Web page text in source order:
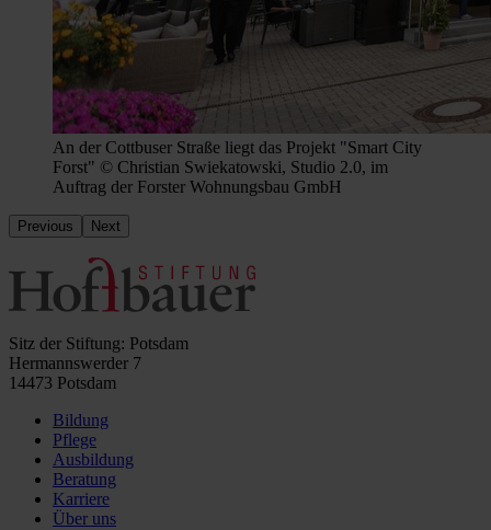
An der Cottbuser Straße liegt das Projekt "Smart City
Forst" © Christian Swiekatowski, Studio 2.0, im
Auftrag der Forster Wohnungsbau GmbH
Previous Next
Sitz der Stiftung: Potsdam
Hermannswerder 7
14473 Potsdam
Bildung
Pflege
Ausbildung
Beratung
Karriere
Über uns